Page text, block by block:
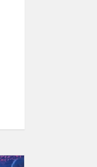
Dalyvaujame